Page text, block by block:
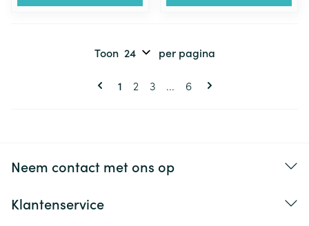
Pagina's
U lees momenteel pagina
1 Pagina
2 Pagina
3 ... Pagina
6
Toon per pagina
Neem contact met ons op
Klantenservice